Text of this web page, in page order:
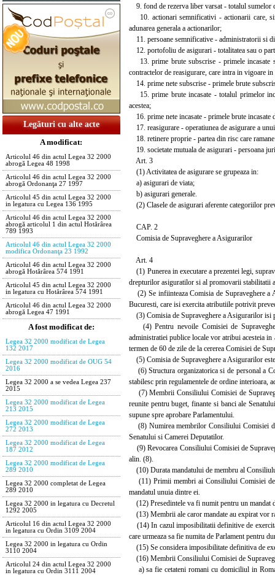
Legături cu alte acte
A modificat:
Articolul 46 din actul Legea 32 2000
abrogă Legea 48 1998
Articolul 46 din actul Legea 32 2000
abrogă Ordonanţa 27 1997
Articolul 45 din actul Legea 32 2000
in legatura cu Legea 136 1995
Articolul 46 din actul Legea 32 2000
abrogă articolul 1 din actul Hotărârea
789 1993
Articolul 46 din actul Legea 32 2000
modifica Ordonanţa 23 1992
Articolul 46 din actul Legea 32 2000
abrogă Hotărârea 574 1991
Articolul 45 din actul Legea 32 2000
in legatura cu Hotărârea 574 1991
Articolul 46 din actul Legea 32 2000
abrogă Legea 47 1991
A fost modificat de:
Legea 32 2000 modificat de Legea
132 2017
Legea 32 2000 modificat de OUG 54
2016
Legea 32 2000 a se vedea Legea 237
2015
Legea 32 2000 modificat de Legea
213 2015
Legea 32 2000 modificat de Legea
272 2013
Legea 32 2000 modificat de Legea
187 2012
Legea 32 2000 modificat de Legea
289 2010
Legea 32 2000 completat de Legea
289 2010
Legea 32 2000 in legatura cu Decretul
1292 2005
Articolul 16 din actul Legea 32 2000
in legatura cu Ordin 3109 2004
Legea 32 2000 in legatura cu Ordin
3110 2004
Articolul 24 din actul Legea 32 2000
in legatura cu Ordin 3111 2004
9. fond de rezerva liber varsat - totalul sumelor
10. actionari semnificativi - actionarii care,
adunarea generala a actionarilor;
11. persoane semnificative - administratorii si
12. portofoliu de asigurari - totalitatea sau o
13. prime brute subscrise - primele incasate
contractelor de reasigurare, care intra in vigoare
14. prime nete subscrise - primele brute
15. prime brute incasate - totalul primelor
acestea;
16. prime nete incasate - primele brute incasate
17. reasigurare - operatiunea de asigurare a
18. retinere proprie - partea din risc care
19. societate mutuala de asigurari - persoana
Art. 3
(1) Activitatea de asigurare se grupeaza in:
a) asigurari de viata;
b) asigurari generale.
(2) Clasele de asigurari aferente categoriilor
CAP. 2
Comisia de Supraveghere a Asigurarilor
Art. 4
(1) Punerea in executare a prezentei legi,
drepturilor asiguratilor si al promovarii stabilitatii
(2) Se infiinteaza Comisia de Supraveghere a
Bucuresti, care isi exercita atributiile potrivit
(3) Comisia de Supraveghere a Asigurarilor isi
(4) Pentru nevoile Comisiei de
administratiei publice locale vor atribui acesteia
termen de 60 de zile de la cererea Comisiei de
(5) Comisia de Supraveghere a Asigurarilor
(6) Structura organizatorica si de personal a
stabilesc prin regulamentele de ordine interioara,
(7) Membrii Consiliului Comisiei de
reunite pentru buget, finante si banci ale
supune spre aprobare Parlamentului.
(8) Numirea membrilor Consiliului Comisiei
Senatului si Camerei Deputatilor.
(9) Revocarea Consiliului Comisiei de
alin. (8).
(10) Durata mandatului de membru al
(11) Primii membri ai Consiliului Comisiei de
mandatul unuia dintre ei.
(12) Presedintele va fi numit pentru un mandat
(13) Membrii ale caror mandate au expirat vor
(14) In cazul imposibilitatii definitive de
care urmeaza sa fie numita de Parlament pentru
(15) Se considera imposibilitate definitiva de
(16) Membrii Consiliului Comisiei de
a) sa fie cetateni romani cu domiciliul in